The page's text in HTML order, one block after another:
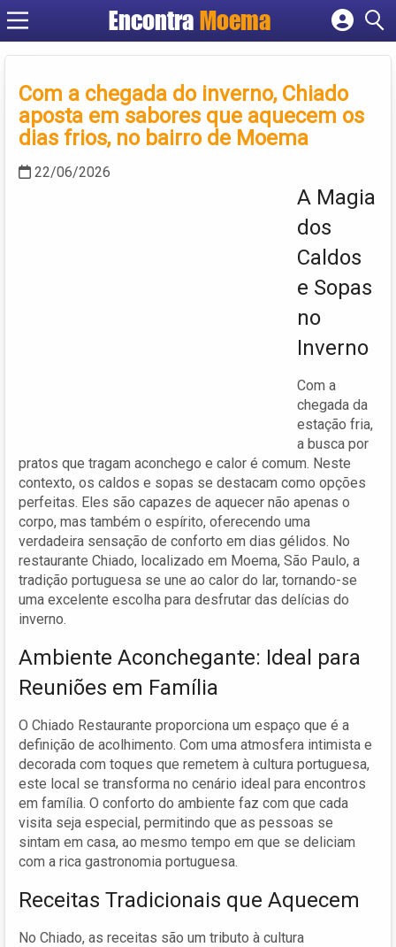
Encontra Moema
Criar conta
Com a chegada do inverno, Chiado
aposta em sabores que aquecem os
dias frios, no bairro de Moema
22/06/2026
A Magia
dos
Caldos
e Sopas
no
Inverno
Com a
chegada da
estação fria,
a busca por
pratos que tragam aconchego e calor é comum. Neste
contexto, os caldos e sopas se destacam como opções
perfeitas. Eles são capazes de aquecer não apenas o
corpo, mas também o espírito, oferecendo uma
verdadeira sensação de conforto em dias gélidos. No
restaurante Chiado, localizado em Moema, São Paulo, a
tradição portuguesa se une ao calor do lar, tornando-se
uma excelente escolha para desfrutar das delícias do
inverno.
Ambiente Aconchegante: Ideal para
Reuniões em Família
O Chiado Restaurante proporciona um espaço que é a
definição de acolhimento. Com uma atmosfera intimista e
decorada com toques que remetem à cultura portuguesa,
este local se transforma no cenário ideal para encontros
em família. O conforto do ambiente faz com que cada
visita seja especial, permitindo que as pessoas se
sintam em casa, ao mesmo tempo em que se deliciam
com a rica gastronomia portuguesa.
Receitas Tradicionais que Aquecem
No Chiado, as receitas são um tributo à cultura